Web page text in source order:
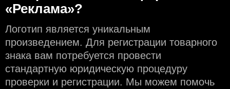
«Реклама»?
Логотип является уникальным
произведением. Для регистрации товарного
знака вам потребуется провести
стандартную юридическую процедуру
проверки и регистрации. Мы можем помочь